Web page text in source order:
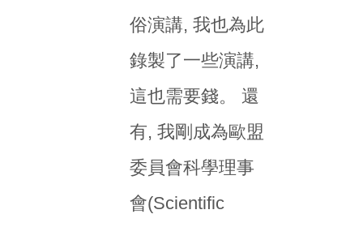
俗演講, 我也為此
錄製了一些演講,
這也需要錢。 還
有, 我剛成為歐盟
委員會科學理事
會(Scientific